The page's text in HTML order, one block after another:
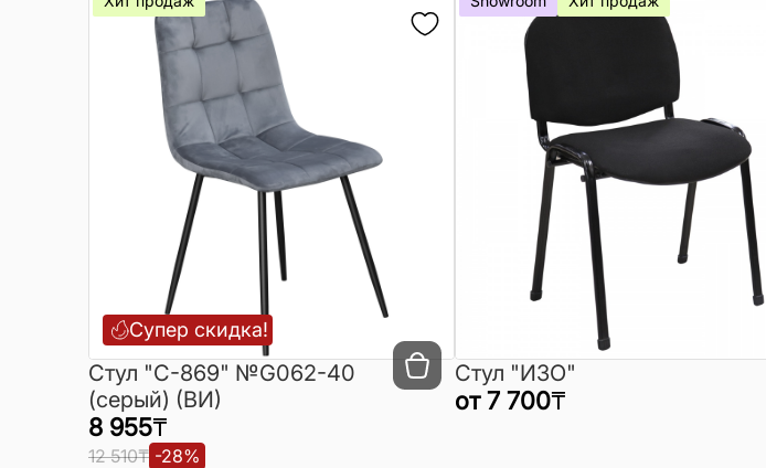
Супер скидка!
Cтул "C-869" №G062-40
(серый) (ВИ)
8 955₸
12 510₸ -28%
Стул "ИЗО"
от 7 700₸